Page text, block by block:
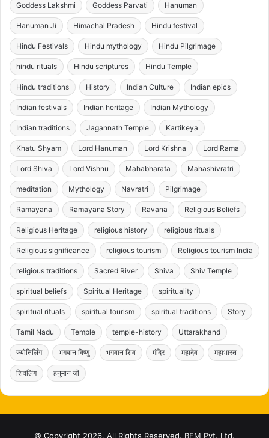
Goddess Lakshmi Goddess Parvati Hanuman
Hanuman Ji Himachal Pradesh Hindu festival
Hindu Festivals Hindu mythology Hindu Pilgrimage
hindu rituals Hindu scriptures Hindu Temple
Hindu traditions History Indian Culture Indian epics
Indian festivals Indian heritage Indian Mythology
Indian traditions Jagannath Temple Kartikeya
Khatu Shyam Lord Hanuman Lord Krishna Lord Rama
Lord Shiva Lord Vishnu Mahabharata Mahashivratri
meditation Mythology Navratri Pilgrimage
Ramayana Ramayana Story Ravana Religious Beliefs
Religious Heritage religious history religious rituals
Religious significance religious tourism Religious tourism India
religious traditions Sacred River Shiva Shiv Temple
spiritual beliefs Spiritual Heritage spirituality
spiritual rituals spiritual tourism spiritual traditions Story
Tamil Nadu Temple temple-history Uttarakhand
ज्योतिर्लिंग भगवान विष्णु भगवान शिव मंदिर महादेव महाभारत
शिवलिंग हनुमान जी
© Copyright 2026, All Rights Reserved. BFM Pvt. Ltd.